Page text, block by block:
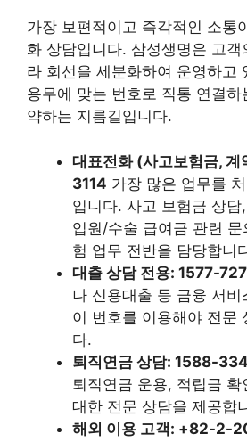
가장 보편적이고 즉각적인 소통
화 상담입니다. 삼성생명은 고
라 회선을 세분화하여 운영하고
용무에 맞는 번호로 직통 연결하
약하는 지름길입니다.
대표전화 (사고보험금,
3114 가장 많은 업무를
입니다. 사고 보험금 상
입원/수술 급여금 관련 문
험 업무 전반을 담당합니
대출 상담 전용: 1577-
나 신용대출 등 금융 서
이 번호를 이용해야 전문
다.
퇴직연금 상담: 1588-
퇴직연금 운용, 적립금 확
대한 전문 상담을 제공합
해외 이용 고객: +82-2-